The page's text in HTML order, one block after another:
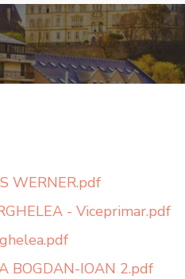
WERNER.pdf
- Viceprimar.pdf
BOGDAN-IOAN 2.pdf